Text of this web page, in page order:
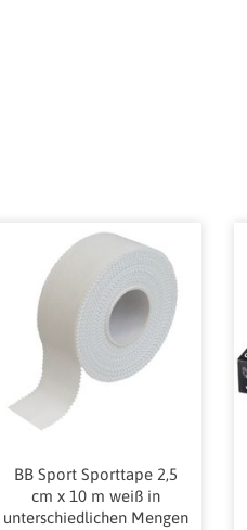
BB Sport Sporttape 2,5
cm x 10 m weiß in
unterschiedlichen Mengen